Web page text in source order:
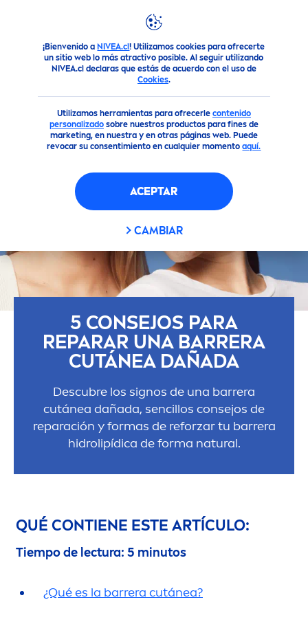
¡Bienvenido a NIVEA.cl! Utilizamos cookies para ofrecerte
un sitio web lo más atractivo posible. Al seguir utilizando
NIVEA.cl declaras que estás de acuerdo con el uso de
Cookies.
Utilizamos herramientas para ofrecerle contenido
personalizadosobre nuestros productos para fines de
marketing, en nuestra y en otras páginas web. Puede
revocar su consentimiento en cualquier momentoaquí.
ACEPTAR
CAMBIAR
Consejos Piel 5 consejos para reforzar una barrera
5 CONSEJOS PARA
REPARAR UNA BARRERA
CUTÁNEA DAÑADA
Descubre los signos de una barrera
cutánea dañada, sencillos consejos de
reparación y formas de reforzar tu barrera
hidrolipídica de forma natural.
QUÉ CONTIENE ESTE ARTÍCULO:
Tiempo de lectura: 5 minutos
¿Qué es la barrera cutánea?